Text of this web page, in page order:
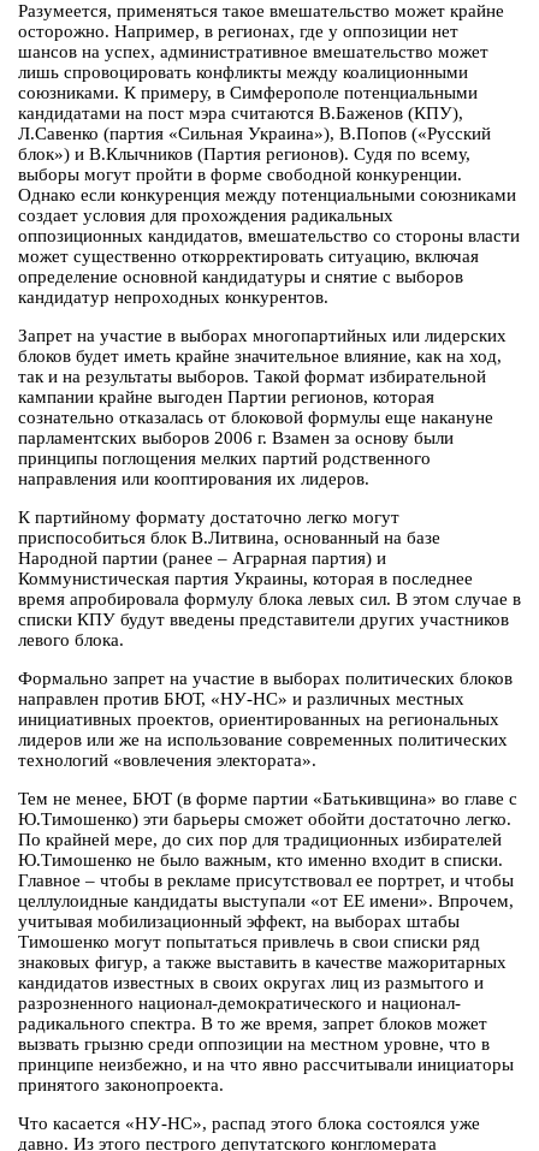
Разумеется, применяться такое вмешательство может крайне
осторожно. Например, в регионах, где у оппозиции нет
шансов на успех, административное вмешательство может
лишь спровоцировать конфликты между коалиционными
союзниками. К примеру, в Симферополе потенциальными
кандидатами на пост мэра считаются В.Баженов (КПУ),
Л.Савенко (партия «Сильная Украина»), В.Попов («Русский
блок») и В.Клычников (Партия регионов). Судя по всему,
выборы могут пройти в форме свободной конкуренции.
Однако если конкуренция между потенциальными союзниками
создает условия для прохождения радикальных
оппозиционных кандидатов, вмешательство со стороны власти
может существенно откорректировать ситуацию, включая
определение основной кандидатуры и снятие с выборов
кандидатур непроходных конкурентов.
Запрет на участие в выборах многопартийных или лидерских
блоков будет иметь крайне значительное влияние, как на ход,
так и на результаты выборов. Такой формат избирательной
кампании крайне выгоден Партии регионов, которая
сознательно отказалась от блоковой формулы еще накануне
парламентских выборов 2006 г. Взамен за основу были
принципы поглощения мелких партий родственного
направления или кооптирования их лидеров.
К партийному формату достаточно легко могут
приспособиться блок В.Литвина, основанный на базе
Народной партии (ранее – Аграрная партия) и
Коммунистическая партия Украины, которая в последнее
время апробировала формулу блока левых сил. В этом случае в
списки КПУ будут введены представители других участников
левого блока.
Формально запрет на участие в выборах политических блоков
направлен против БЮТ, «НУ-НС» и различных местных
инициативных проектов, ориентированных на региональных
лидеров или же на использование современных политических
технологий «вовлечения электората».
Тем не менее, БЮТ (в форме партии «Батькивщина» во главе с
Ю.Тимошенко) эти барьеры сможет обойти достаточно легко.
По крайней мере, до сих пор для традиционных избирателей
Ю.Тимошенко не было важным, кто именно входит в списки.
Главное – чтобы в рекламе присутствовал ее портрет, и чтобы
целлулоидные кандидаты выступали «от ЕЕ имени». Впрочем,
учитывая мобилизационный эффект, на выборах штабы
Тимошенко могут попытаться привлечь в свои списки ряд
знаковых фигур, а также выставить в качестве мажоритарных
кандидатов известных в своих округах лиц из размытого и
разрозненного национал-демократического и национал-
радикального спектра. В то же время, запрет блоков может
вызвать грызню среди оппозиции на местном уровне, что в
принципе неизбежно, и на что явно рассчитывали инициаторы
принятого законопроекта.
Что касается «НУ-НС», распад этого блока состоялся уже
давно. Из этого пестрого депутатского конгломерата